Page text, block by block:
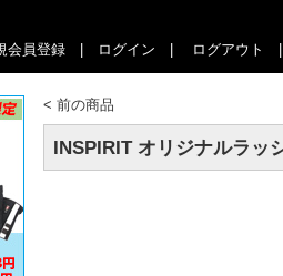
会員登録 ログイン ログアウト
< 前の商品
INSPIRIT オリジナルラッ